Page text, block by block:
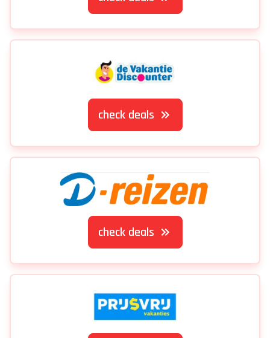
check deals
check deals